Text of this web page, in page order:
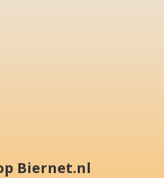
Biernet.nl